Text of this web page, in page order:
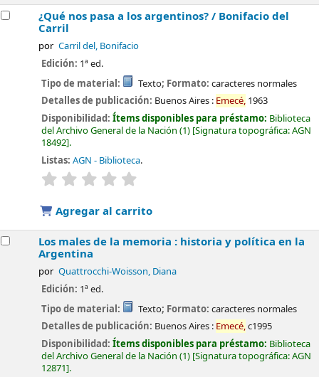
¿Qué nos pasa a los argentinos? / Bonifacio del
Carril
por Carril del, Bonifacio
Edición: 1ª ed.
Tipo de material:
Texto; Formato: caracteres normales
Detalles de publicación: Buenos Aires : Emecé, 1963
Disponibilidad:Ítems disponibles para préstamo: Biblioteca
del Archivo General de la Nación (1) Signatura topográfica:AGN
18492 .
Listas: AGN - Biblioteca.
valoración
Agregar al carrito
Los males de la memoria : historia y política en la
Argentina
por Quattrocchi-Woisson, Diana
Edición: 1ª ed.
Tipo de material:
Texto; Formato: caracteres normales
Detalles de publicación: Buenos Aires : Emecé,c1995
Disponibilidad:Ítems disponibles para préstamo: Biblioteca
del Archivo General de la Nación (1) Signatura topográfica:AGN
12871 .